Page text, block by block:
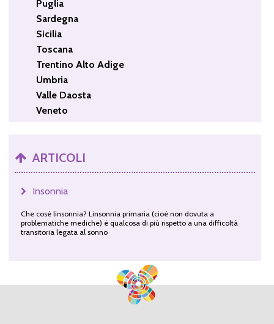
Puglia
Sardegna
Sicilia
Toscana
Trentino Alto Adige
Umbria
Valle Daosta
Veneto
ARTICOLI
Insonnia
Che cosè linsonnia? Linsonnia primaria (cioè non dovuta a
problematiche mediche) è qualcosa di più rispetto a una difficoltà
transitoria legata al sonno